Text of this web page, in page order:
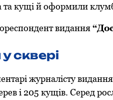
та кущі й оформили
видання
сквері
журналісту видання
і 205 кущів. Серед